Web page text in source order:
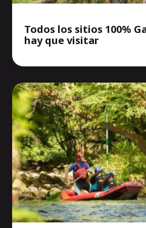
Todos los sitios 100%
hay que visitar